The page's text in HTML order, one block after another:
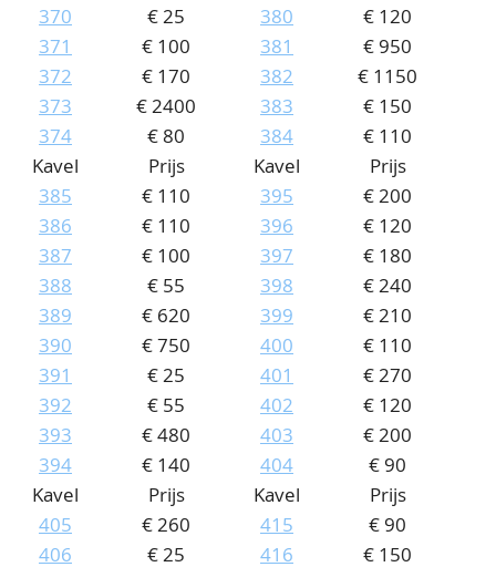
370
€ 25
371
€ 100
372
€ 170
373
€ 2400
374
€ 80
380
€ 120
381
€ 950
382
€ 1150
383
€ 150
384
€ 110
Kavel
Prijs
385
€ 110
386
€ 110
387
€ 100
388
€ 55
389
€ 620
390
€ 750
391
€ 25
392
€ 55
393
€ 480
394
€ 140
Kavel
Prijs
395
€ 200
396
€ 120
397
€ 180
398
€ 240
399
€ 210
400
€ 110
401
€ 270
402
€ 120
403
€ 200
404
€ 90
Kavel
Prijs
405
€ 260
406
€ 25
Kavel
Prijs
415
€ 90
416
€ 150